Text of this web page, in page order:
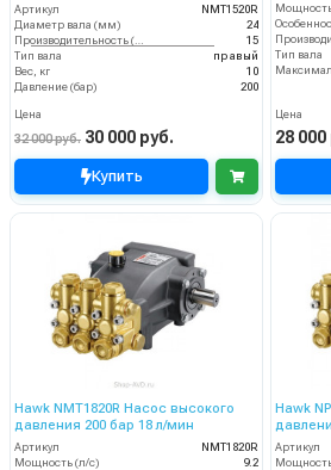
Артикул
NMT1520R
Диаметр вала (мм)
24
15
Тип вала
правый
Вес, кг
10
Давление (бар)
200
Цена
32 000 руб. 30 000 руб.
Купить
Тип вала
Цена
28 000
Hawk NMT1820R Насос высокого
давления 200 бар 18 л/мин
Артикул
NMT1820R
Мощность (л/с)
9.2
Hawk
Артикул